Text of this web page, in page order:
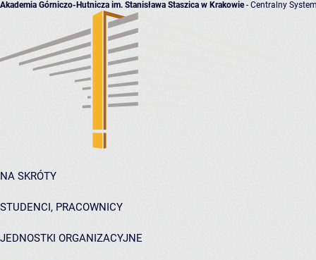
Akademia Górniczo-Hutnicza im. Stanisława Staszica w Krakowie- Centralny
NA SKRÓTY
STUDENCI, PRACOWNICY
JEDNOSTKI ORGANIZACYJNE